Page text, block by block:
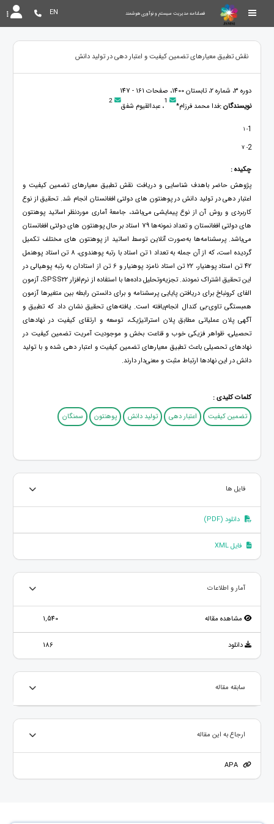
فصلنامه مدیریت سیستم و نوآوری هوشمند EN
نقش تطبیق معیارهای تضمین کیفیت و اعتبار دهی در تولید دانش
دوره 3، شماره 2، تابستان 1400، صفحات 161 - 147
نویسندگان :فدا محمد فرزام* 1، عبدالقیوم شفق 2
1
- 1
2
- 7
چکیده :
پژوهش حاضر باهدف شناسایی و دریافت نقش تطبیق معیارهای تضمین کیفیت و
اعتبار دهی در تولید دانش در پوهنتون های دولتی افغانستان انجام شد. تحقیق از نوع
کاربردی و روش آن از نوع پیمایشی می‌باشد، جامعۀ آماری موردنظر اساتید پوهنتون
های دولتی افغانستان و تعداد نمونه‌ها 79 استاد بر حال پوهنتون های دولتی افغانستان
می‌باشد. پرسشنامه‌ها به‌صورت آنلاین توسط اساتید از پوهنتون های مختلف تکمیل
گردیده است، که از آن جمله به تعداد 1 تن استاد با رتبه پوهندوی، 8 تن استاد پوهنمل
42 تن استاد پوهنیار، 22 تن استاد نامزد پوهنیار و 6 تن از استادان به رتبه پوهیالی در
این تحقیق اشتراک نمودند. تجزیه‌وتحلیل داده‌ها با استفاده از نرم‌افزار SPSS22، آزمون
الفای کرونباخ برای دریافتن پایایی پرسشنامه و برای دانستن رابطه بین متغیرها آزمون
همبستگی تاوی-بی کندال انجام‌یافته است. یافته‌های تحقیق نشان داد که تطبیق و
آگهی پلان عملیاتی مطابق پلان استراتیژیک، توسعه و ارتقای کیفیت در نهادهای
تحصیلی، ظواهر فزیکی خوب و قناعت بخش و موجودیت آمریت تضمین کیفیت در
نهادهای تحصیلی باعث تطبیق معیارهای تضمین کیفیت و اعتبار دهی شده و با تولید
دانش در این نهادها ارتباط مثبت و معنی‌دار دارند.
کلمات کلیدی :
تضمین کیفیت
اعتبار دهی تولید دانش پوهنتون سمنگان
فایل ها
دانلود (PDF)
فایل XML
آمار و اطلاعات
مشاهده مقاله 1,540
دانلود 186
سابقه مقاله
ارجاع به این مقاله
APA